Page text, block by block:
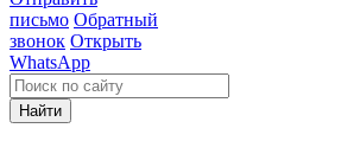
письмо Обратный
звонок Открыть
WhatsApp
Найти